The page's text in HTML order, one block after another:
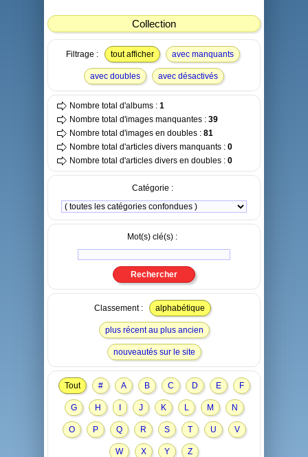
Collection
Filtrage : tout afficher avec manquants
avec doubles avec désactivés
Nombre total d'albums : 1
Nombre total d'images manquantes : 39
Nombre total d'images en doubles : 81
Nombre total d'articles divers manquants : 0
Nombre total d'articles divers en doubles : 0
Catégorie :
Mot(s) clé(s) :
Classement : alphabétique
plus récent au plus ancien
nouveautés sur le site
Tout # A B C D E F
G H J K L M N
O P Q R S T U V
W X Y Z